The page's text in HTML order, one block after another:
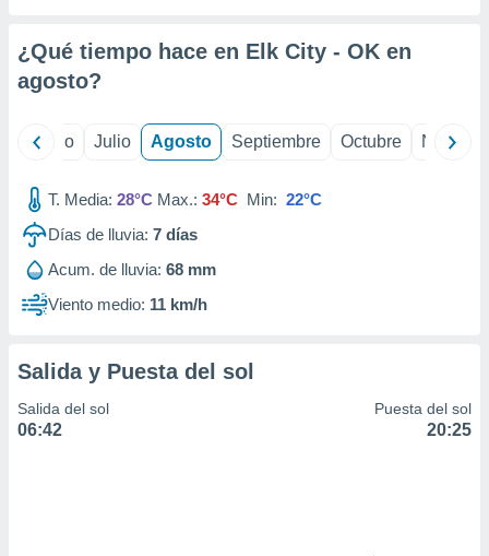
e
de
¿Qué tiempo hace en Elk City - OK en
agosto?
Junio Julio Agosto Septiembre Octubre
T. Media: 28°C Max.: 34°C Min: 22°C
Días de lluvia: 7 días
Acum. de lluvia: 68 mm
Viento medio: 11 km/h
Salida y Puesta del sol
Salida del sol
06:42
Puesta del sol
20:25